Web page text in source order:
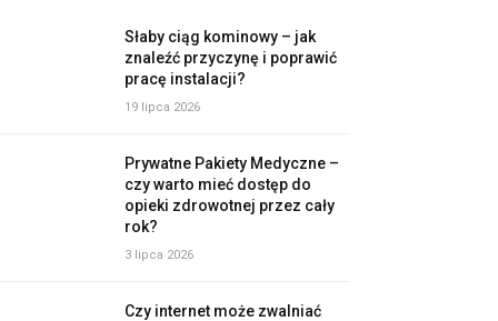
Słaby ciąg kominowy – jak
znaleźć przyczynę i poprawić
pracę instalacji?
19 lipca 2026
Prywatne Pakiety Medyczne –
czy warto mieć dostęp do
opieki zdrowotnej przez cały
rok?
3 lipca 2026
Czy internet może zwalniać